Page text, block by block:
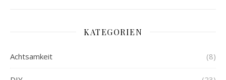
KATEGORIEN
Achtsamkeit (8)